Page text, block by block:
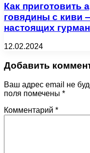
Как
говядины с киви
настоящих
12.02.2024
Добавить
Ваш адрес email не
поля помечены *
Комментарий *